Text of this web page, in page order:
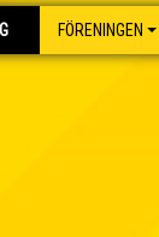
FÖRENINGEN